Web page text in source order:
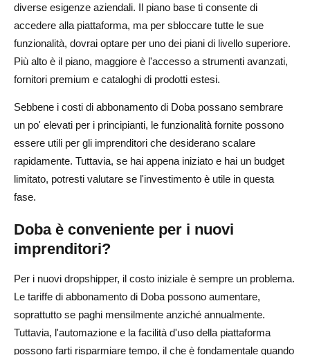
diverse esigenze aziendali. Il piano base ti consente di
accedere alla piattaforma, ma per sbloccare tutte le sue
funzionalità, dovrai optare per uno dei piani di livello superiore.
Più alto è il piano, maggiore è l'accesso a strumenti avanzati,
fornitori premium e cataloghi di prodotti estesi.
Sebbene i costi di abbonamento di Doba possano sembrare
un po' elevati per i principianti, le funzionalità fornite possono
essere utili per gli imprenditori che desiderano scalare
rapidamente. Tuttavia, se hai appena iniziato e hai un budget
limitato, potresti valutare se l'investimento è utile in questa
fase.
Doba è conveniente per i nuovi
imprenditori?
Per i nuovi dropshipper, il costo iniziale è sempre un problema.
Le tariffe di abbonamento di Doba possono aumentare,
soprattutto se paghi mensilmente anziché annualmente.
Tuttavia, l'automazione e la facilità d'uso della piattaforma
possono farti risparmiare tempo, il che è fondamentale quando